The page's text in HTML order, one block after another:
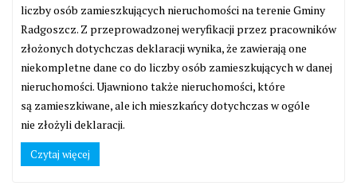
liczby osób zamieszkujących nieruchomości na terenie Gminy
Radgoszcz. Z przeprowadzonej weryfikacji przez pracowników
złożonych dotychczas deklaracji wynika, że zawierają one
niekompletne dane co do liczby osób zamieszkujących w danej
nieruchomości. Ujawniono także nieruchomości, które
są zamieszkiwane, ale ich mieszkańcy dotychczas w ogóle
nie złożyli deklaracji.
Czytaj więcej